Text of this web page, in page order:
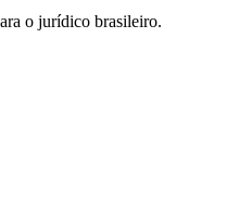
o jurídico brasileiro.